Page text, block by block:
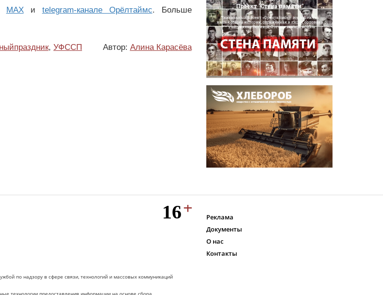
MAXи telegram-канале Орёлтаймс. Больше
, УФССП Автор: Алина Карасёва
по надзору в сфере связи, технологий и массовых коммуникаций
Реклама
Документы
О нас
Контакты